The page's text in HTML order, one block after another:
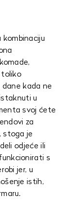
dane kada ne
u
svoj ćete
za
stoga je
odjeće ili
s
jer, u
istih,